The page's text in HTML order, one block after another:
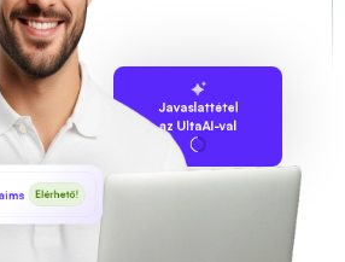
Javaslattétel
az UltaAI-val
Elérhető!